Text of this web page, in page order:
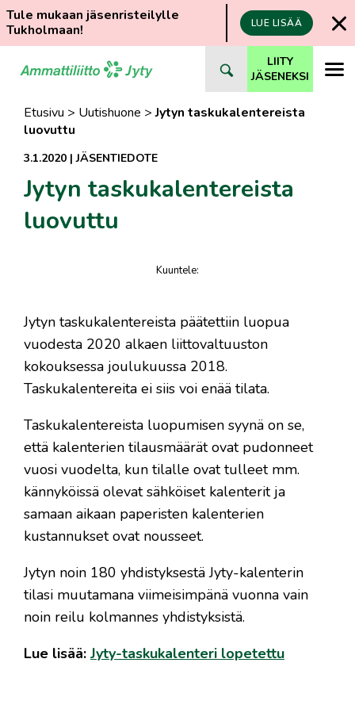
Tule mukaan jäsenristeilylle
Tukholmaan!
LUE LISÄÄ
suoraan
LIITY
JÄSENEKSI
Etusivu > Uutishuone >Jytyn taskukalentereista
luovuttu
3.1.2020 |JÄSENTIEDOTE
Jytyn taskukalentereista
luovuttu
Kuuntele:
​Jytyn taskukalentereista päätettiin luopua
vuodesta 2020 alkaen liittovaltuuston
kokouksessa joulukuussa 2018.
Taskukalentereita ei siis voi enää tilata.
Taskukalentereista luopumisen syynä on se,
että kalenterien tilausmäärät ovat pudonneet
vuosi vuodelta, kun tilalle ovat tulleet mm.
kännyköissä olevat sähköiset kalenterit ja
samaan aikaan paperisten kalenterien
kustannukset ovat nousseet.
Jytyn noin 180 yhdistyksestä Jyty-kalenterin
tilasi muutamana viimeisimpänä vuonna vain
noin reilu kolmannes yhdistyksistä.
Lue lisää: Jyty-taskukalenteri lopetettu